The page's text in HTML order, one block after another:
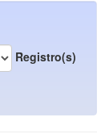
Registro(s)